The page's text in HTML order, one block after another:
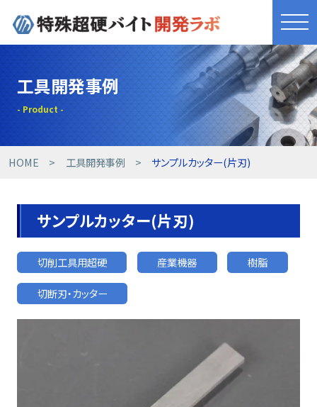
きれものづくり
商品・サービス
工具開発事例
技術コラム
設備紹介
お客様の声
工具開発事例
HOME 工具開発事例 サンプルカッター(片刃)
サンプルカッター(片刃)
切削工具用超硬 産業機器 樹脂
切断刃・カッター